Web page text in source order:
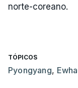
norte-coreano.
TÓPICOS
Pyongyang, Ewha